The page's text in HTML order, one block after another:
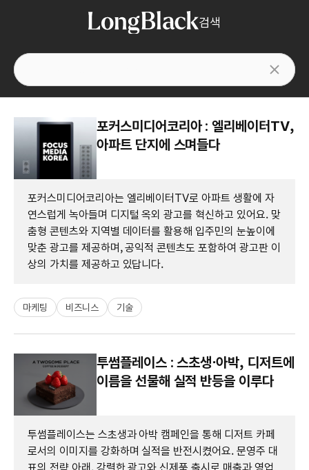
검색
포커스미디어코리아 : 엘리베이터TV,
아파트 단지에 스며들다
포커스미디어코리아는 엘리베이터TV로 아파트 생활에 자
연스럽게 녹아들며 디지털 옥외 광고를 혁신하고 있어요. 맞
춤형 콘텐츠와 지역별 데이터를 활용해 입주민의 눈높이에
맞춘 광고를 제공하며, 공익적 콘텐츠도 포함하여 광고판 이
상의 가치를 제공하고 있답니다.
마케팅 비즈니스 기술
투썸플레이스 : 스초생⋅아박, 디저트에
이름을 선물해 실적 반등을 이루다
투썸플레이스는 스초생과 아박 캠페인을 통해 디저트 카페
로서의 이미지를 강화하며 실적을 반전시켰어요. 문영주 대
표의 전략 아래, 강렬한 광고와 신제품 출시로 매출과 영업